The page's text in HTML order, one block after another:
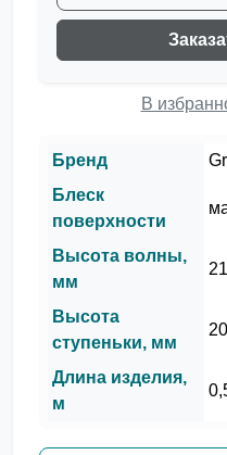
В
Бренд
Блеск
поверхности
Высота волны,
мм
21
Высота
ступеньки, мм
20
Длина изделия,
м